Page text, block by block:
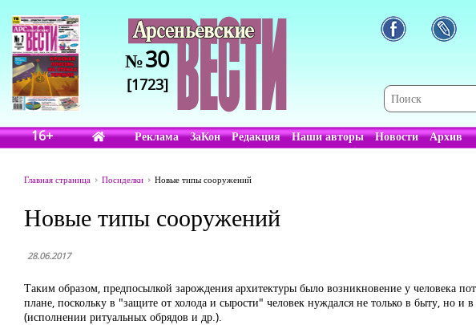
№30
[1723]
16+ Реклама ЗаКон Редакция Наши авторы Новости Архив
Главная страница Посиделки Новые типы сооружений
Новые типы сооружений
28.06.2017
Таким образом, предпосылкой зарождения архитектуры было возникновение у человека
плане, поскольку в "защите от холода и сырости" человек нуждался не только в быту, но
(исполнении ритуальных обрядов и др.).